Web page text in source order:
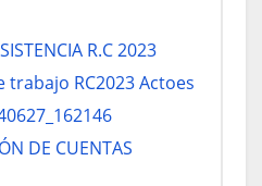
R.C 2023
trabajo RC2023 Actoes
DE CUENTAS